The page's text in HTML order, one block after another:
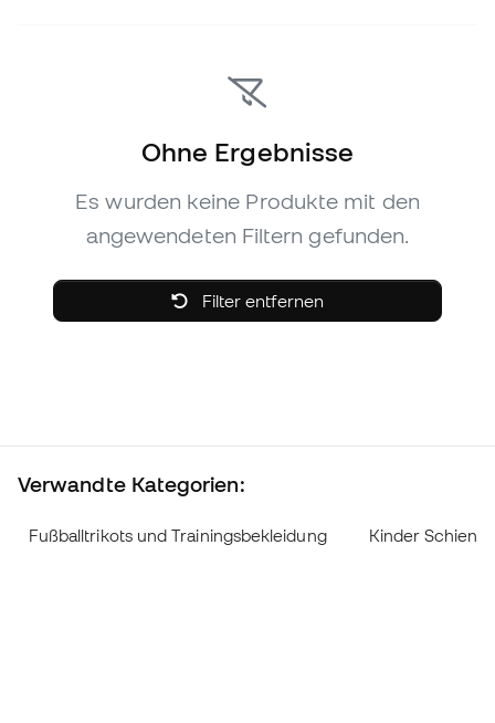
Ohne Ergebnisse
Es wurden keine Produkte mit den
angewendeten Filtern gefunden.
Filter entfernen
Verwandte Kategorien:
Fußballtrikots und Trainingsbekleidung Kinder